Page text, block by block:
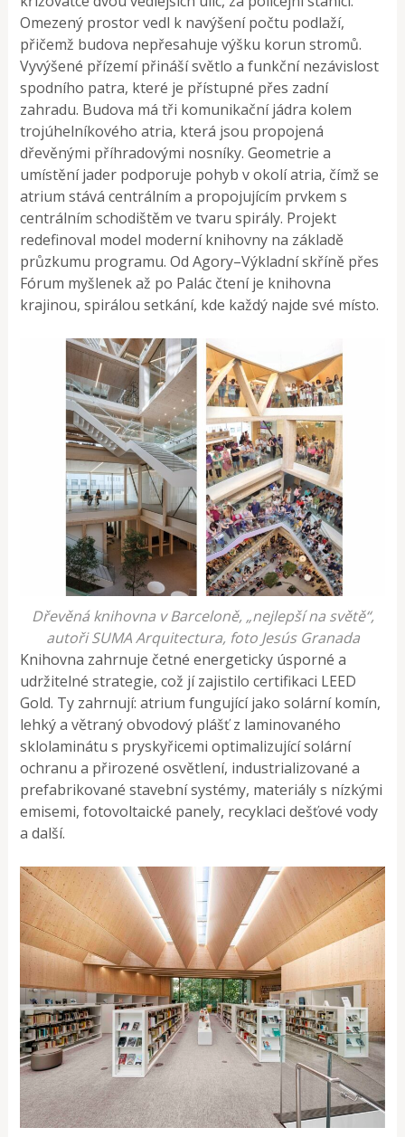
Omezený prostor vedl k navýšení počtu podlaží,
přičemž budova nepřesahuje výšku korun stromů.
Vyvýšené přízemí přináší světlo a funkční nezávislost
spodního patra, které je přístupné přes zadní
zahradu. Budova má tři komunikační jádra kolem
trojúhelníkového atria, která jsou propojená
dřevěnými příhradovými nosníky. Geometrie a
umístění jader podporuje pohyb v okolí atria, čímž se
atrium stává centrálním a propojujícím prvkem s
centrálním schodištěm ve tvaru spirály. Projekt
redefinoval model moderní knihovny na základě
průzkumu programu. Od Agory–Výkladní skříně přes
Fórum myšlenek až po Palác čtení je knihovna
krajinou, spirálou setkání, kde každý najde své místo.
Dřevěná knihovna v Barceloně, „nejlepší na světě“,
autoři SUMA Arquitectura, foto Jesús Granada
Knihovna zahrnuje četné energeticky úsporné a
udržitelné strategie, což jí zajistilo certifikaci LEED
Gold. Ty zahrnují: atrium fungující jako solární komín,
lehký a větraný obvodový plášť z laminovaného
sklolaminátu s pryskyřicemi optimalizující solární
ochranu a přirozené osvětlení, industrializované a
prefabrikované stavební systémy, materiály s nízkými
emisemi, fotovoltaické panely, recyklaci dešťové vody
a další.